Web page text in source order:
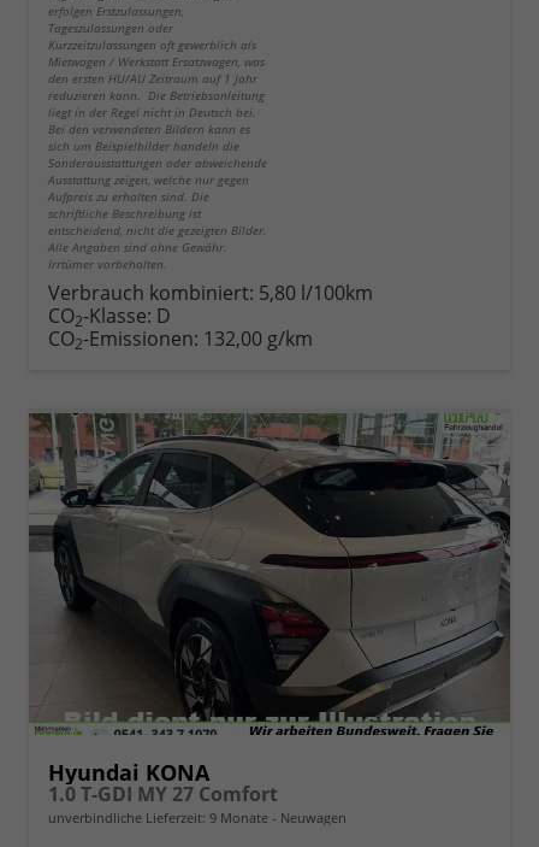
erfolgen Erstzulassungen,
Tageszulassungen oder
Kurzzeitzulassungen oft gewerblich als
Mietwagen / Werkstatt Ersatzwagen, was
den ersten HU/AU Zeitraum auf 1 Jahr
reduzieren kann. Die Betriebsanleitung
liegt in der Regel nicht in Deutsch bei.
Bei den verwendeten Bildern kann es
sich um Beispielbilder handeln die
Sonderausstattungen oder abweichende
Ausstattung zeigen, welche nur gegen
Aufpreis zu erhalten sind. Die
schriftliche Beschreibung ist
entscheidend, nicht die gezeigten Bilder.
Alle Angaben sind ohne Gewähr.
Irrtümer vorbehalten.
Verbrauch kombiniert: 5,80 l/100km
CO2-Klasse: D
CO2-Emissionen: 132,00 g/km
Hyundai KONA
1.0 T-GDI MY 27 Comfort
unverbindliche Lieferzeit: 9 Monate Neuwagen